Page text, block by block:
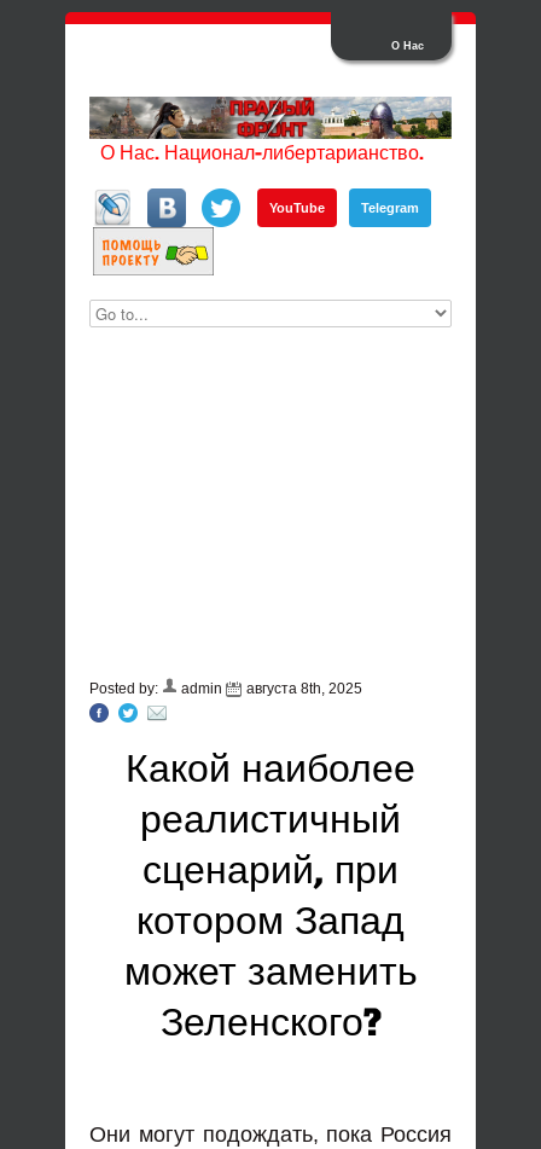
О Нас
О Нас. Национал-либертарианство.
YouTube Telegram
Posted by: admin августа 8th, 2025
Какой наиболее
реалистичный
сценарий, при
котором Запад
может заменить
Зеленского?
Они могут подождать, пока Россия